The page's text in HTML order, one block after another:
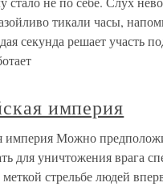
тикали часы,
секунда решает участь
империя
империя Можно
для уничтожения врага
стрельбе людей